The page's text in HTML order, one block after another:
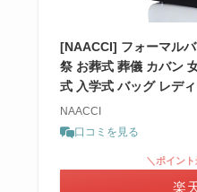
[NAACCI] フォーマル
祭 お葬式 葬儀 カバン
式 入学式 バッグ レデ
NAACCI
口コミを見る
＼ポイン
楽